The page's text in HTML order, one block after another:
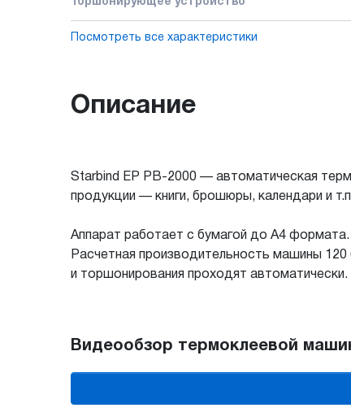
Торшонирующее устройство
Посмотреть все характеристики
Описание
Starbind EP PB-2000 — автоматическая
продукции — книги, брошюры, календари и
Аппарат работает с бумагой до А4
Расчетная производительность машины 120
и торшонирования проходят автоматически.
Видеообзор термоклеевой